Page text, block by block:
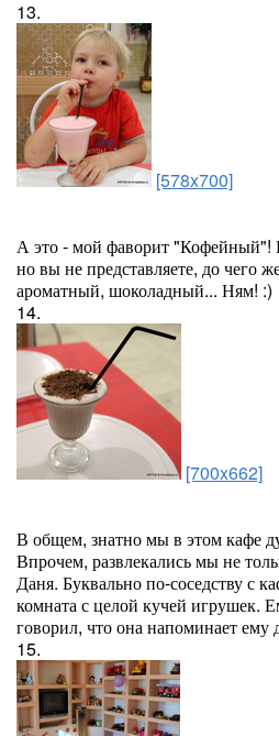
13.
[578x700]
А это - мой фаворит "Кофейный"!
но вы не представляете, до чего
ароматный, шоколадный... Ням! :)
14.
[700x662]
В общем, знатно мы в этом кафе
Впрочем, развлекались мы не
Даня. Буквально по-соседству с
комната с целой кучей игрушек.
говорил, что она напоминает ему
15.